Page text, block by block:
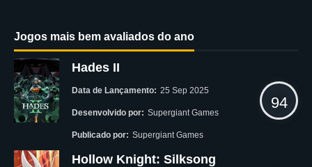
Jogos mais bem avaliados do ano
Hades II
Data de Lançamento: 25 Sep 2025
Desenvolvido por: Supergiant Games
Publicado por: Supergiant Games
94
Hollow Knight: Silksong